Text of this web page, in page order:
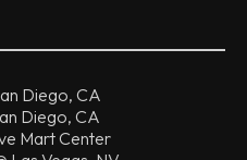
Diego, CA
Diego, CA
Mart Center